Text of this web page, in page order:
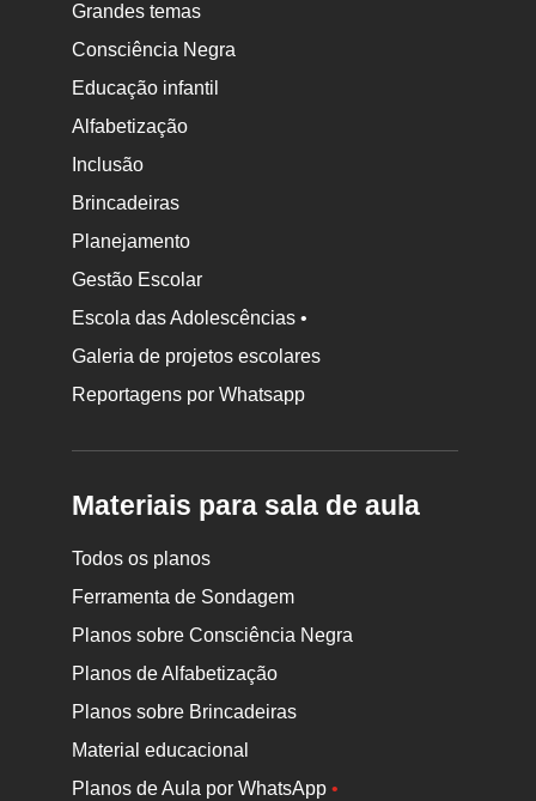
Grandes temas
Consciência Negra
Educação infantil
Alfabetização
Inclusão
Brincadeiras
Planejamento
Gestão Escolar
Escola das Adolescências •
Galeria de projetos escolares
Reportagens por Whatsapp
Materiais para sala de aula
Todos os planos
Ferramenta de Sondagem
Planos sobre Consciência Negra
Planos de Alfabetização
Planos sobre Brincadeiras
Material educacional
Planos de Aula por WhatsApp•